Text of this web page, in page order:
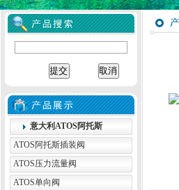
意大利ATOS阿托斯
ATOS阿托斯插装阀
ATOS压力流量阀
ATOS单向阀